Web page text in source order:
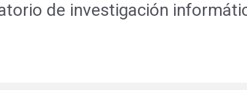
de investigación